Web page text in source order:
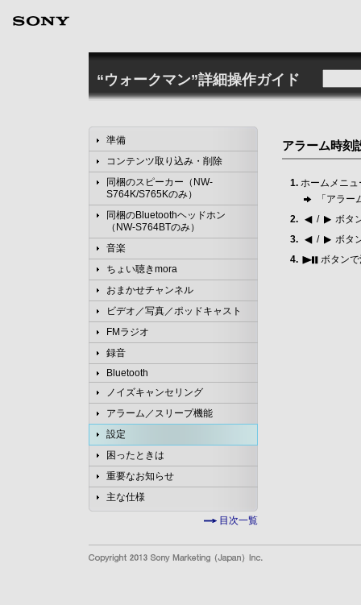
“ウォークマン”詳細操作ガイド
準備
コンテンツ取り込み・削除
同梱のスピーカー（NW-
S764K/S765Kのみ）
同梱のBluetoothヘッドホン
（NW-S764BTのみ）
音楽
ちょい聴きmora
おまかせチャンネル
ビデオ／写真／ポッドキャスト
FMラジオ
録音
Bluetooth
ノイズキャンセリング
アラーム／スリープ機能
設定
困ったときは
重要なお知らせ
主な仕様
目次一覧
アラーム時刻
ホームメニュ
「アラー
/ ボタ
/ ボタ
ボタン